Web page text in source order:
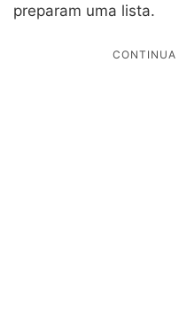
preparam uma lista.